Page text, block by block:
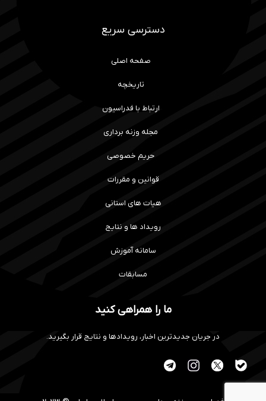
دسترسی سریع
صفحه اصلی
تاریخچه
ارتباط با فدراسیون
مجله وزنه برداری
حریم خصوصی
قوانین و مقررات
هیات های استانی
رویداد ها و نتایج
سامانه آموزش
مسابقات
ما را همراهی کنید
در جریان جدیدترین اخبار، رویدادها و نتایج قرار بگیرید.